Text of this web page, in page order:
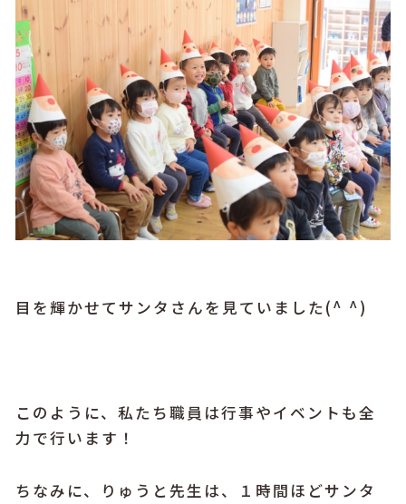
目を輝かせてサンタさんを見ていました(^ ^)
このように、私たち職員は行事やイベントも全
力で行います！
ちなみに、りゅうと先生は、１時間ほどサンタ